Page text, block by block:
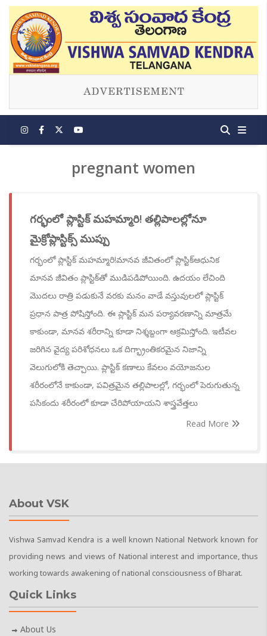
pregnant women
గర్భంలో ప్లాస్టిక్ మహమ్మారి! తల్లిపాలల్లోనూ
మైక్రోప్లాస్టిక్స్ ముప్పు
గర్భంలో ప్లాస్టిక్ మహమ్మారి!మానవ జీవితంలో ప్లాస్టిక్ఆధునిక
మానవ జీవితం ప్లాస్టిక్‌తో ముడిపడిపోయింది. ఉదయం లేచింది
మొదలు రాత్రి పడుకునే వరకు మనం వాడే వస్తువులలో ప్లాస్టిక్
ప్రధాన పాత్ర పోషిస్తోంది. ఈ ప్లాస్టిక్ మన పర్యావరణాన్ని మాత్రమే
కాకుండా, మానవ శరీరాన్ని కూడా నిశ్శబ్దంగా ఆక్రమిస్తోంది. ఇటీవల
జరిగిన వైద్య పరిశోధనలు ఒక దిగ్భ్రాంతికరమైన నిజాన్ని
వెలుగులోకి తెచ్చాయి. ప్లాస్టిక్ కణాలు కేవలం వయోజనుల
శరీరంలోనే కాకుండా, పవిత్రమైన తల్లిపాలల్లో, గర్భంలో పెరుగుతున్న
పసికందు శరీరంలో కూడా చేరిపోయాయని శాస్త్రవేత్తలు
Read More
About VSK
Vishwa Samvad Kendra is a well known National Network known for
providing news and views of National interest and importance, thus
working towards awakening of national consciousness of Bharat.
Quick Links
About Us